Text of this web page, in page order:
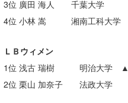
3位 廣田 海人 千葉大学
4位 小林 嵩 湘南工科大学
ＬＢウィメン
1位 浅古 瑞樹 明治大学 ▲
2位 栗山 加奈子 法政大学
まっきー
小川予報士